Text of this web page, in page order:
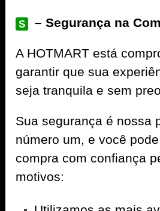
S – Segurança na
A HOTMART está
garantir que sua
seja tranquila e sem
Sua segurança é nossa
número um, e você
compra com confiança
motivos: